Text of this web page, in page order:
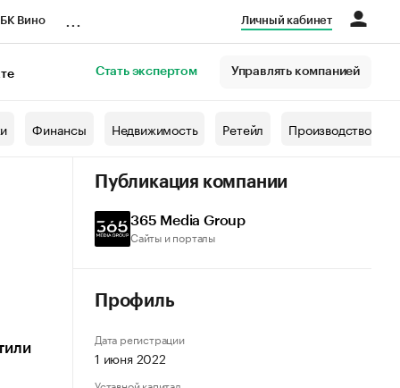
Вино Личный кабинет
Стать экспертом Управлять компанией
Финансы Недвижимость Ретейл Производство
Публикация компании
365 Media Group
Сайты и порталы
Профиль
Дата регистрации
1 июня 2022